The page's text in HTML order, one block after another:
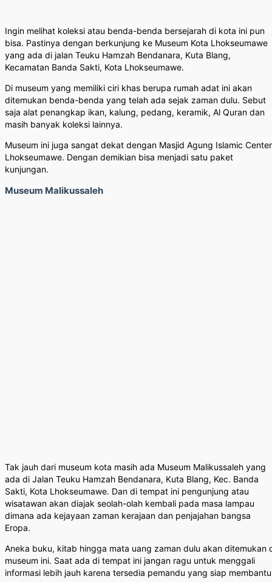
Ingin melihat koleksi atau benda-benda bersejarah di kota ini pun
bisa. Pastinya dengan berkunjung ke Museum Kota Lhokseumawe
yang ada di jalan Teuku Hamzah Bendanara, Kuta Blang,
Kecamatan Banda Sakti, Kota Lhokseumawe.
Di museum yang memiliki ciri khas berupa rumah adat ini akan
ditemukan benda-benda yang telah ada sejak zaman dulu. Sebut
saja alat penangkap ikan, kalung, pedang, keramik, Al Quran dan
masih banyak koleksi lainnya.
Museum ini juga sangat dekat dengan Masjid Agung Islamic Center
Lhokseumawe. Dengan demikian bisa menjadi satu paket
kunjungan.
Museum Malikussaleh
Tak jauh dari museum kota masih ada Museum Malikussaleh yang
ada di Jalan Teuku Hamzah Bendanara, Kuta Blang, Kec. Banda
Sakti, Kota Lhokseumawe. Dan di tempat ini pengunjung atau
wisatawan akan diajak seolah-olah kembali pada masa lampau
dimana ada kejayaan zaman kerajaan dan penjajahan bangsa
Eropa.
Aneka buku, kitab hingga mata uang zaman dulu akan ditemukan
museum ini. Saat ada di tempat ini jangan ragu untuk menggali
informasi lebih jauh karena tersedia pemandu yang siap